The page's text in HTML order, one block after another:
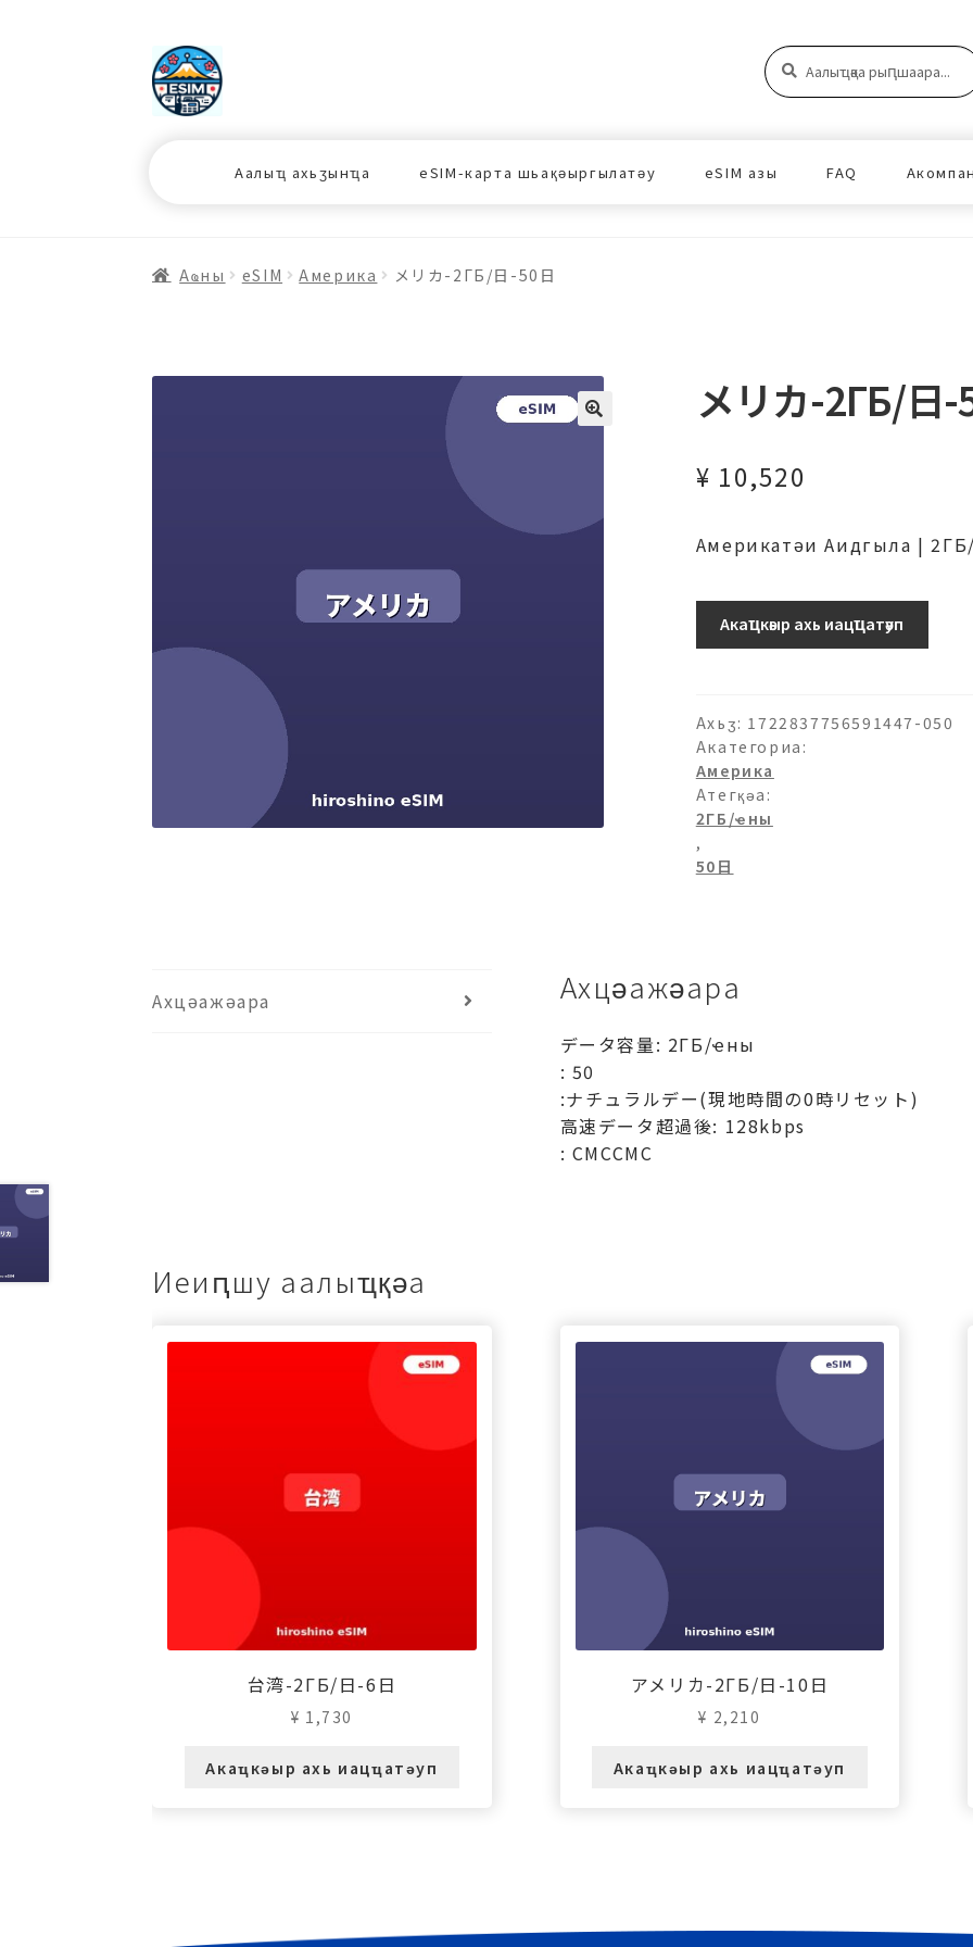
ナ
ビ
ゲ
ス
コ
ン
テ
プ
Аԥшаара:
Аԥшаара
Аалыҵ ахьӡынҵа eSIM-карта шьақәыргылатәу eSIM азы FAQ
Аҩны еSIM Америка メリカ-2ГБ/日-50日
メリカ-2ГБ/日-
¥ 10,520
Америкатәи Аидгыла |
日-50
日
ашәагаа
Акаҵкәыр ахь иацҵатәуп
Ахьӡ: 1722837756591447-050
Акатегориа:
Америка
Атегқәа:
2ГБ/ҽны
,
50日
Ахцәажәара Ахцәажәара
データ容量: 2ГБ/ҽны
: 50
:ナチュラルデー(現地時間の0時リセット)
高速データ超過後: 128kbps
: СМССМС
Иеиԥшу аалыҵқәа
台湾-2ГБ/日-6日
¥ 1,730
Акаҵкәыр ахь иацҵатәуп
アメリカ-2ГБ/日-10日
¥ 2,210
Акаҵкәыр ахь иацҵатәуп